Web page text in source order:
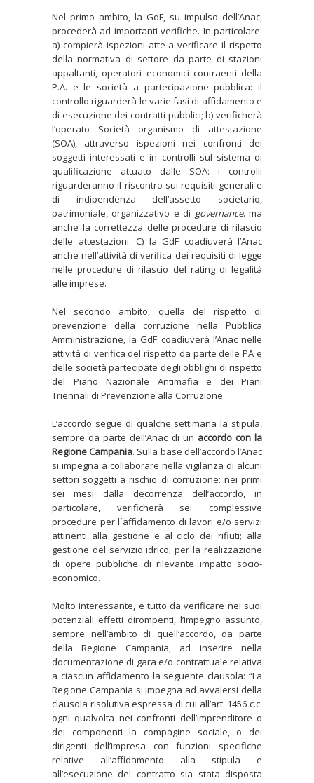
e
con
la
Regione
Campania
Nel primo ambito, la GdF, su impulso dell’Anac,
procederà ad importanti verifiche. In particolare:
a) compierà ispezioni atte a verificare il rispetto
della normativa di settore da parte di stazioni
appaltanti, operatori economici contraenti della
P.A. e le società a partecipazione pubblica: il
controllo riguarderà le varie fasi di affidamento e
di esecuzione dei contratti pubblici; b) verificherà
l’operato Società organismo di attestazione
(SOA), attraverso ispezioni nei confronti dei
soggetti interessati e in controlli sul sistema di
qualificazione attuato dalle SOA: i controlli
riguarderanno il riscontro sui requisiti generali e
di indipendenza dell’assetto societario,
patrimoniale, organizzativo e di governance. ma
anche la correttezza delle procedure di rilascio
delle attestazioni. C) la GdF coadiuverà l’Anac
anche nell’attività di verifica dei requisiti di legge
nelle procedure di rilascio del rating di legalità
alle imprese.
Nel secondo ambito, quella del rispetto di
prevenzione della corruzione nella Pubblica
Amministrazione, la GdF coadiuverà l’Anac nelle
attività di verifica del rispetto da parte delle PA e
delle società partecipate degli obblighi di rispetto
del Piano Nazionale Antimafia e dei Piani
Triennali di Prevenzione alla Corruzione.
L’accordo segue di qualche settimana la stipula,
sempre da parte dell’Anac di un accordo con la
Regione Campania. Sulla base dell’accordo l’Anac
si impegna a collaborare nella vigilanza di alcuni
settori soggetti a rischio di corruzione: nei primi
sei mesi dalla decorrenza dell’accordo, in
particolare, verificherà sei complessive
procedure per l´affidamento di lavori e/o servizi
attinenti alla gestione e al ciclo dei rifiuti; alla
gestione del servizio idrico; per la realizzazione
di opere pubbliche di rilevante impatto socio-
economico.
Molto interessante, e tutto da verificare nei suoi
potenziali effetti dirompenti, l’impegno assunto,
sempre nell’ambito di quell’accordo, da parte
della Regione Campania, ad inserire nella
documentazione di gara e/o contrattuale relativa
a ciascun affidamento la seguente clausola: “La
Regione Campania si impegna ad avvalersi della
clausola risolutiva espressa di cui all’art. 1456 c.c.
ogni qualvolta nei confronti dell’imprenditore o
dei componenti la compagine sociale, o dei
dirigenti dell’impresa con funzioni specifiche
relative all’affidamento alla stipula e
all’esecuzione del contratto sia stata disposta